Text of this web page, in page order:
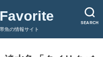
SEARCH
魚の情報サイト